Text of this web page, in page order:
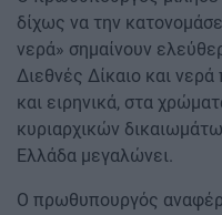
δίχως να την
νερά» σημαίνουν
Διεθνές Δίκαιο και
και ειρηνικά, στα
κυριαρχικών
Ελλάδα μεγαλώνει.
Ο πρωθυπουργός